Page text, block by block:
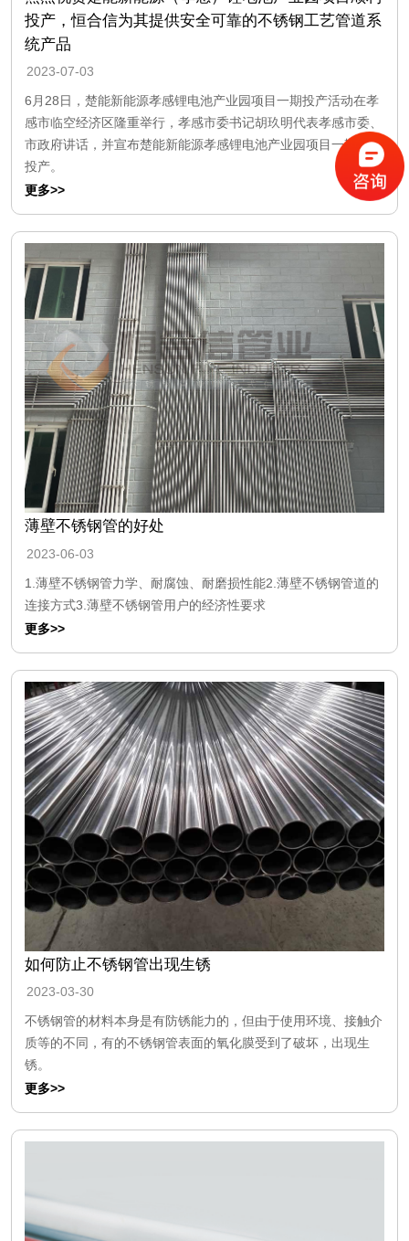
投产，恒合信为其提供安全可靠的不锈钢工艺管道系
统产品
2023-07-03
6月28日，楚能新能源孝感锂电池产业园项目一期投产活动在孝
感市临空经济区隆重举行，孝感市委书记胡玖明代表孝感市委、
市政府讲话，并宣布楚能新能源孝感锂电池产业园项目一期正式
投产。
更多>>
薄壁不锈钢管的好处
2023-06-03
1.薄壁不锈钢管力学、耐腐蚀、耐磨损性能2.薄壁不锈钢管道的
连接方式3.薄壁不锈钢管用户的经济性要求
更多>>
如何防止不锈钢管出现生锈
2023-03-30
不锈钢管的材料本身是有防锈能力的，但由于使用环境、接触介
质等的不同，有的不锈钢管表面的氧化膜受到了破坏，出现生
锈。
更多>>